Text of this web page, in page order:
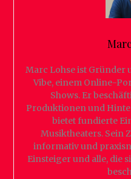
Marc Lohse ist Gründer
Vibe, einem Online-
Shows. Er
Produktionen und
bietet fundierte
Musiktheaters. Sein
informativ und
Einsteiger und alle, die